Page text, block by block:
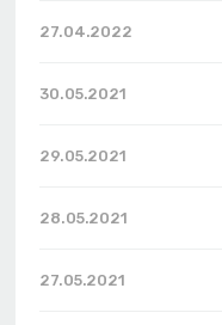
27.04.2022
30.05.2021
29.05.2021
28.05.2021
27.05.2021